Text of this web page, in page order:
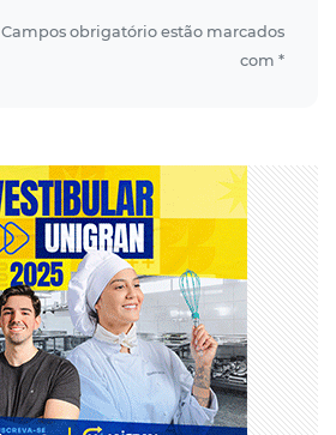
Campos obrigatório estão marcados
com *